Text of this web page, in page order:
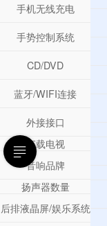
手机无线充电
手势控制系统
CD/DVD
蓝牙/WIFI连接
外接接口
车载电视
音响品牌
扬声器数量
后排液晶屏/娱乐系统